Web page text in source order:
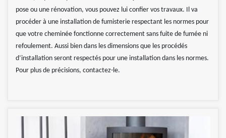
pose ou une rénovation, vous pouvez lui confier vos travaux. Il va
procéder à une installation de fumisterie respectant les normes pour
que votre cheminée fonctionne correctement sans fuite de fumée ni
refoulement. Aussi bien dans les dimensions que les procédés
d’installation seront respectés pour une installation dans les normes.
Pour plus de précisions, contactez-le.